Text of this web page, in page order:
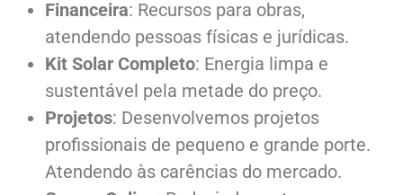
Financeira: Recursos para obras,
atendendo pessoas físicas e jurídicas.
Kit Solar Completo: Energia limpa e
sustentável pela metade do preço.
Projetos: Desenvolvemos projetos
profissionais de pequeno e grande porte.
Atendendo às carências do mercado.